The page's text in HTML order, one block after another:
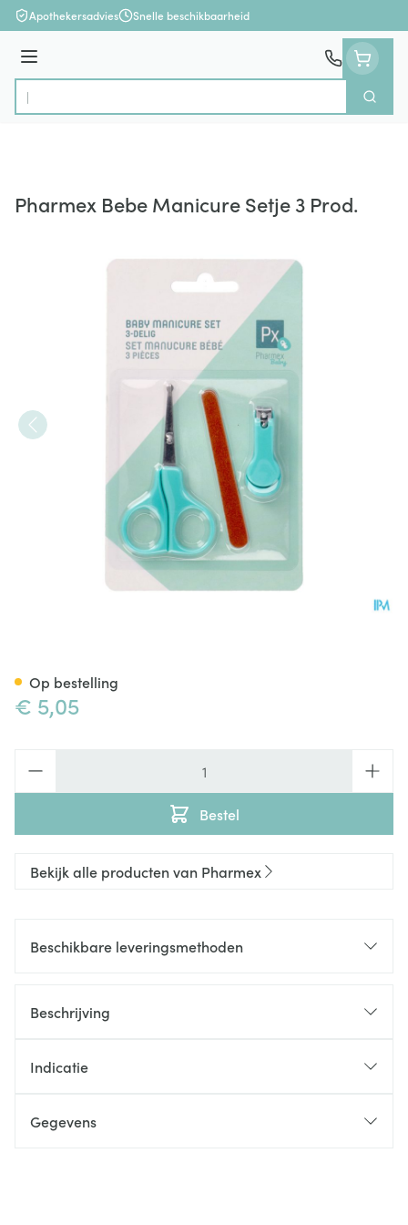
Ga naar de inhoud
Apothekersadvies Snelle beschikbaarheid
Menu
Product, merk, categorie...
Zoek
Pharmex Bebe Manicure Setje 3 Prod.
€ 5,05
Bestel
Op bestelling
Bekijk alle producten van Pharmex
Beschikbare leveringsmethoden
Beschrijving
Indicatie
Gegevens